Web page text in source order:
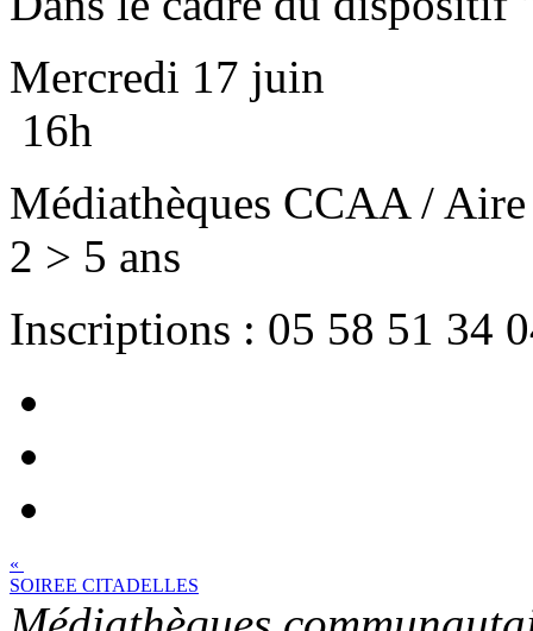
Mercredi 17 juin
16h
Médiathèques CCAA /
2 > 5 ans
Inscriptions : 05 58 51 34
«
SOIREE CITADELLES